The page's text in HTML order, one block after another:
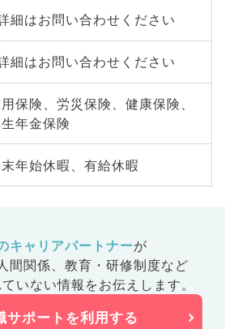
細はお問い合わせください
細はお問い合わせください
保険、労災保険、健康保険、
年金保険
年始休暇、有給休暇
キャリアパートナーが
間関係、 教育・研修制度など
いない情報をお伝えします。
サポートを利用する